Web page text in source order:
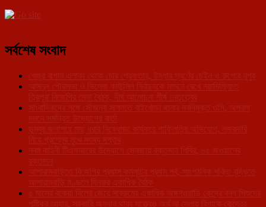
সর্বশেষ সংবাদ
খেজুর বাগান এলাকা থেকে চোর গ্রেফতার, উদ্ধার স্বর্ণের চেইন ও রুপোর নূপুর
আসন্ন পৌরসভা ও ভিলেজ কাউন্সিল নির্বাচনকে সামনে রেখে নয়াদিল্লিতে
ত্রিপুরা বিজেপির মেগা বৈঠক, দীর্ঘ আলোচনা শীর্ষ নেতৃত্বের
সাংবাদিকদের সঙ্গে সৌজন্য সাক্ষাতে বাইখোড়া থানার নবনিযুক্ত ওসি, অপরাধ
দমনে সমন্বিত উদ্যোগের বার্তা
ডুম্বুর জলাশয়ে মাছ ধরার নিষেধাজ্ঞা কার্যকরে গাফিলতির অভিযোগ, নজরদারি
নিয়ে প্রশ্নের মুখে মৎস্য দপ্তর
নবম বাহিনী টিএসআরের উদ্যোগে স্বেচ্ছায় রক্তদান শিবির, ৬৫ জওয়ানের
রক্তদান
আশারামবাড়িতে বিজেপির প্রয়াস কর্মসূচির প্রথম পর্ব, সাংগঠনিক শক্তি বৃদ্ধিতে
আশারামবাড়ি মণ্ডলে দিনভর একাধিক বৈঠক
৫ মাসের বকেয়া বিলের জেরে সাব্রুমের একাধিক অঙ্গনওয়াড়ি কেন্দ্রে বন্ধ শিশুদের
পুষ্টিকর আহার, সরকারি অনুদান থাকা সত্ত্বেও অর্থ না মেলায় বিপাকে কেন্দ্রের